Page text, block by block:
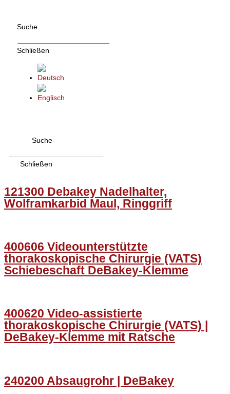
Suche
Schließen
Suche
Schließen
121300 Debakey Nadelhalter,
Wolframkarbid Maul, Ringgriff
400606 Videounterstützte
thorakoskopische Chirurgie (VATS)
Schiebeschaft DeBakey-Klemme
400620 Video-assistierte
thorakoskopische Chirurgie (VATS) |
DeBakey-Klemme mit Ratsche
240200 Absaugrohr | DeBakey